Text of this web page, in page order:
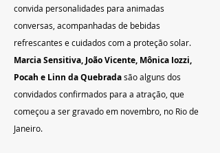
convida personalidades para animadas
conversas, acompanhadas de bebidas
refrescantes e cuidados com a proteção solar.
Marcia Sensitiva, João Vicente, Mônica Iozzi,
Pocah e Linn da Quebrada são alguns dos
convidados confirmados para a atração, que
começou a ser gravado em novembro, no Rio de
Janeiro.